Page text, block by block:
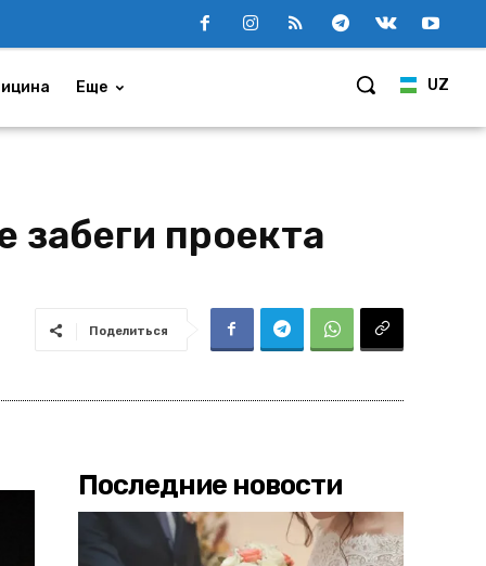
UZ
Еще
проекта
Поделиться
Последние новости